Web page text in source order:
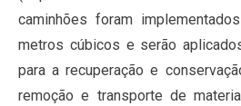
caminhões foram
metros cúbicos e serão
para a recuperação e
remoção e transporte de